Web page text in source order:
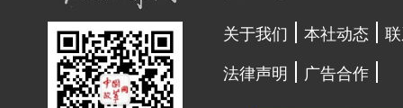
关于我们 本社动态
法律声明
广告合作